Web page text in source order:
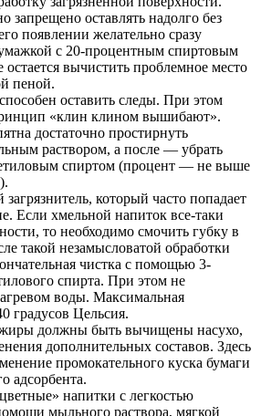
запрещено оставлять надолго без
появлении желательно сразу
с 20-процентным спиртовым
остается вычистить проблемное место
пеной.
оставить следы. При этом
«клин клином вышибают».
достаточно простирнуть
раствором, а после — убрать
спиртом (процент — не выше
который часто попадает
Если хмельной напиток все-таки
то необходимо смочить губку в
такой незамысловатой обработки
чистка с помощью 3-
спирта. При этом не
воды. Максимальная
градусов Цельсия.
должны быть вычищены насухо,
дополнительных составов. Здесь
промокательного куска бумаги
адсорбента.
напитки с легкостью
мыльного раствора, мягкой